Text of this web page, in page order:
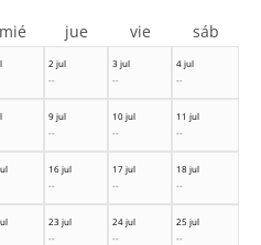
2 jul
--
3 jul
--
4 jul
--
9 jul
--
10 jul
--
11 jul
--
16 jul
--
17 jul
--
18 jul
--
23 jul
--
24 jul
--
25 jul
--
mié jue vie sáb